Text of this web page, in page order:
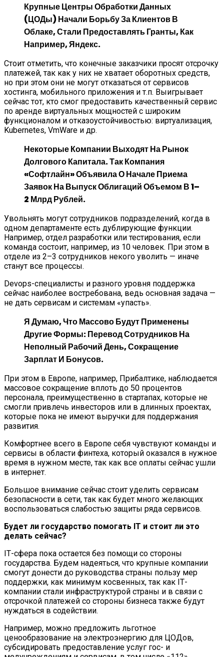
Крупные Центры Обработки Данных
(ЦОДы) Начали Борьбу За Клиентов В
Облаке, Стали Предоставлять Гранты, Как
Например, Яндекс.
Стоит отметить, что конечные заказчики просят отсрочку
платежей, так как у них не хватает оборотных средств,
но при этом они не могут отказаться от сервисов
хостинга, мобильного приложения и т.п. Выигрывает
сейчас тот, кто смог предоставить качественный сервис
по аренде виртуальных мощностей с широким
функционалом и отказоустойчивостью: виртуализация,
Kubernetes, VmWare и др.
Некоторые Компании Выходят На Рынок
Долгового Капитала. Так Компания
«Софтлайн» Объявила О Начале Приема
Заявок На Выпуск Облигаций Объемом В 1–
2 Млрд Рублей.
Увольнять могут сотрудников подразделений, когда в
одном департаменте есть дублирующие функции.
Например, отдел разработки или тестирования, если
команда состоит, например, из 10 человек. При этом в
отделе из 2–3 сотрудников некого уволить — иначе
станут все процессы.
Devops-специалисты и разного уровня поддержка
сейчас наиболее востребована, ведь основная задача —
не дать сервисам и системам «упасть».
Я Думаю, Что Массово Будут Применены
Другие Формы: Перевод Сотрудников На
Неполный Рабочий День, Сокращение
Зарплат И Бонусов.
При этом в Европе, например, Прибалтике, наблюдается
массовое сокращение вплоть до 50 процентов
персонала, преимущественно в стартапах, которые не
смогли привлечь инвесторов или в длинных проектах,
которые пока не имеют выручки для поддержания
развития.
Комфортнее всего в Европе себя чувствуют команды и
сервисы в области финтеха, который оказался в нужное
время в нужном месте, так как все оплаты сейчас ушли
в интернет.
Большое внимание сейчас стоит уделить сервисам
безопасности в сети, так как будет много желающих
воспользоваться слабостью защиты ряда сервисов.
Будет ли государство помогать IТ и стоит ли это
делать сейчас?
IТ-сфера пока остается без помощи со стороны
государства. Будем надеяться, что крупные компании
смогут донести до руководства страны пользу мер
поддержки, как минимум косвенных, так как IТ-
компании стали инфраструктурой страны и в связи с
отсрочкой платежей со стороны бизнеса также будут
нуждаться в содействии.
Например, можно предложить льготное
ценообразование на электроэнергию для ЦОДов,
субсидировать предоставление услуг гос- и